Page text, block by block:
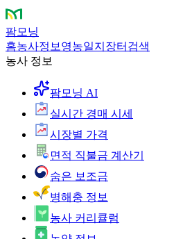
팜모닝
홈농사정보 영농일지 장터 검색
농사 정보
팜모닝 AI
실시간 경매 시세
시장별 가격
면적 직불금 계산기
숨은 보조금
병해충 정보
농사 커리큘럼